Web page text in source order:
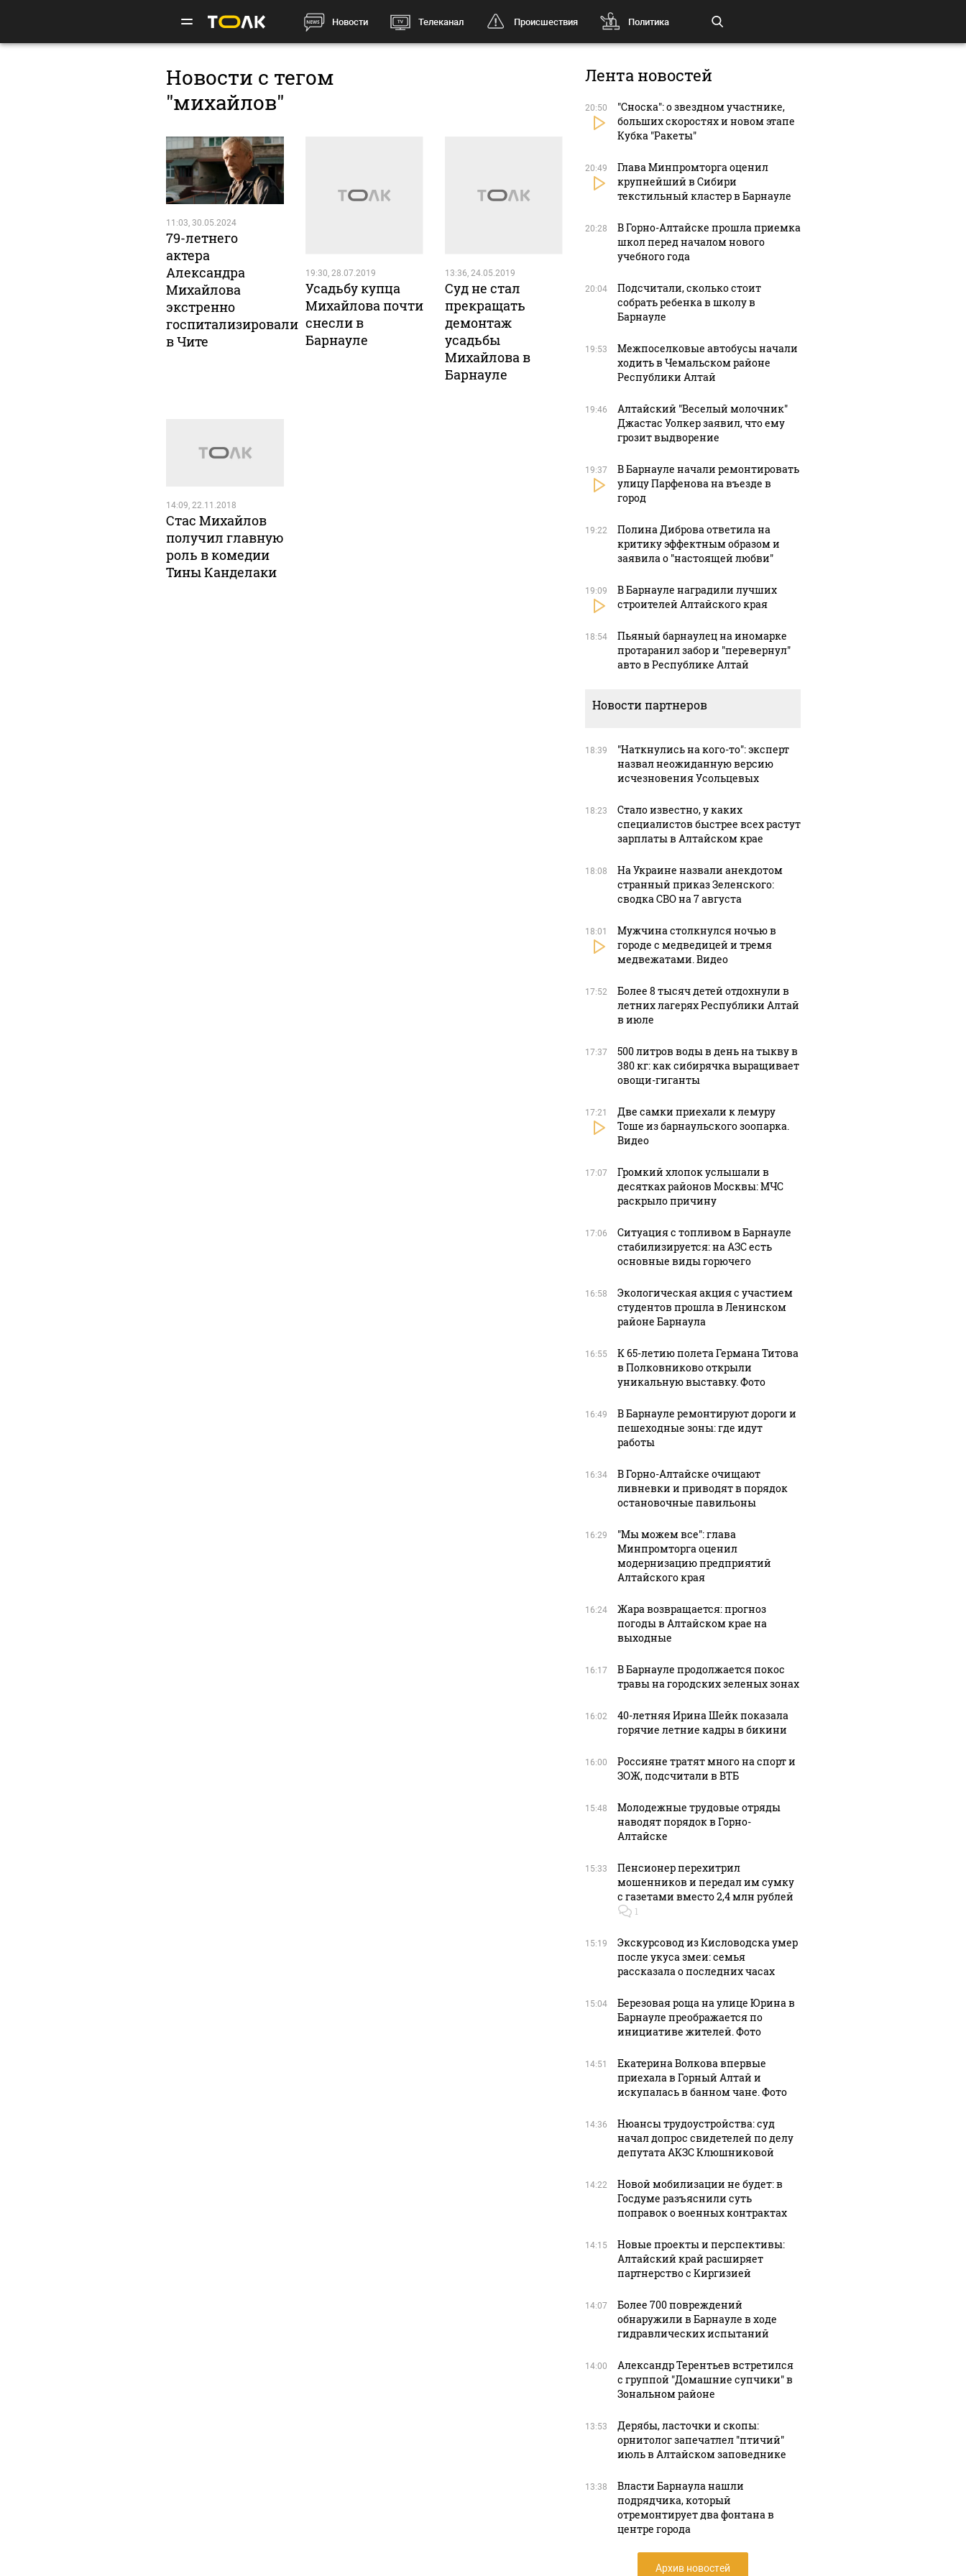
Новости Телеканал Происшествия Политика
Новости с тегом
"михайлов"
11:03, 30.05.2024
79-летнего
актера
Александра
Михайлова
экстренно
госпитализировали
в Чите
19:30, 28.07.2019
Усадьбу купца
Михайлова почти
снесли в
Барнауле
13:36, 24.05.2019
Суд не стал
прекращать
демонтаж
усадьбы
Михайлова в
Барнауле
14:09, 22.11.2018
Стас Михайлов
получил главную
роль в комедии
Тины Канделаки
Лента новостей
20:50
"Сноска": о звездном участнике,
больших скоростях и новом этапе
Кубка "Ракеты"
20:49
Глава Минпромторга оценил
крупнейший в Сибири
текстильный кластер в Барнауле
20:28
В Горно-Алтайске прошла приемка
школ перед началом нового
учебного года
20:04
Подсчитали, сколько стоит
собрать ребенка в школу в
Барнауле
19:53
Межпоселковые автобусы начали
ходить в Чемальском районе
Республики Алтай
19:46
Алтайский "Веселый молочник"
Джастас Уолкер заявил, что ему
грозит выдворение
19:37
В Барнауле начали ремонтировать
улицу Парфенова на въезде в
город
19:22
Полина Диброва ответила на
критику эффектным образом и
заявила о "настоящей любви"
19:09
В Барнауле наградили лучших
строителей Алтайского края
18:54
Пьяный барнаулец на иномарке
протаранил забор и "перевернул"
авто в Республике Алтай
Новости партнеров
18:39
"Наткнулись на кого-то": эксперт
назвал неожиданную версию
исчезновения Усольцевых
18:23
Стало известно, у каких
специалистов быстрее всех растут
зарплаты в Алтайском крае
18:08
На Украине назвали анекдотом
странный приказ Зеленского:
сводка СВО на 7 августа
18:01
Мужчина столкнулся ночью в
городе с медведицей и тремя
медвежатами. Видео
17:52
Более 8 тысяч детей отдохнули в
летних лагерях Республики Алтай
в июле
17:37
500 литров воды в день на тыкву в
380 кг: как сибирячка выращивает
овощи-гиганты
17:21
Две самки приехали к лемуру
Тоше из барнаульского зоопарка.
Видео
17:07
Громкий хлопок услышали в
десятках районов Москвы: МЧС
раскрыло причину
17:06
Ситуация с топливом в Барнауле
стабилизируется: на АЗС есть
основные виды горючего
16:58
Экологическая акция с участием
студентов прошла в Ленинском
районе Барнаула
16:55
К 65-летию полета Германа Титова
в Полковниково открыли
уникальную выставку. Фото
16:49
В Барнауле ремонтируют дороги и
пешеходные зоны: где идут
работы
16:34
В Горно-Алтайске очищают
ливневки и приводят в порядок
остановочные павильоны
16:29
"Мы можем все": глава
Минпромторга оценил
модернизацию предприятий
Алтайского края
16:24
Жара возвращается: прогноз
погоды в Алтайском крае на
выходные
16:17
В Барнауле продолжается покос
травы на городских зеленых зонах
16:02
40-летняя Ирина Шейк показала
горячие летние кадры в бикини
16:00
Россияне тратят много на спорт и
ЗОЖ, подсчитали в ВТБ
15:48
Молодежные трудовые отряды
наводят порядок в Горно-
Алтайске
15:33
Пенсионер перехитрил
мошенников и передал им сумку
с газетами вместо 2,4 млн рублей
1
15:19
Экскурсовод из Кисловодска умер
после укуса змеи: семья
рассказала о последних часах
15:04
Березовая роща на улице Юрина в
Барнауле преображается по
инициативе жителей. Фото
14:51
Екатерина Волкова впервые
приехала в Горный Алтай и
искупалась в банном чане. Фото
14:36
Нюансы трудоустройства: суд
начал допрос свидетелей по делу
депутата АКЗС Клюшниковой
14:22
Новой мобилизации не будет: в
Госдуме разъяснили суть
поправок о военных контрактах
14:15
Новые проекты и перспективы:
Алтайский край расширяет
партнерство с Киргизией
14:07
Более 700 повреждений
обнаружили в Барнауле в ходе
гидравлических испытаний
14:00
Александр Терентьев встретился
с группой "Домашние супчики" в
Зональном районе
13:53
Дерябы, ласточки и скопы:
орнитолог запечатлел "птичий"
июль в Алтайском заповеднике
13:38
Власти Барнаула нашли
подрядчика, который
отремонтирует два фонтана в
центре города
Архив новостей